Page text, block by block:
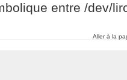
entre /dev/
Aller à la